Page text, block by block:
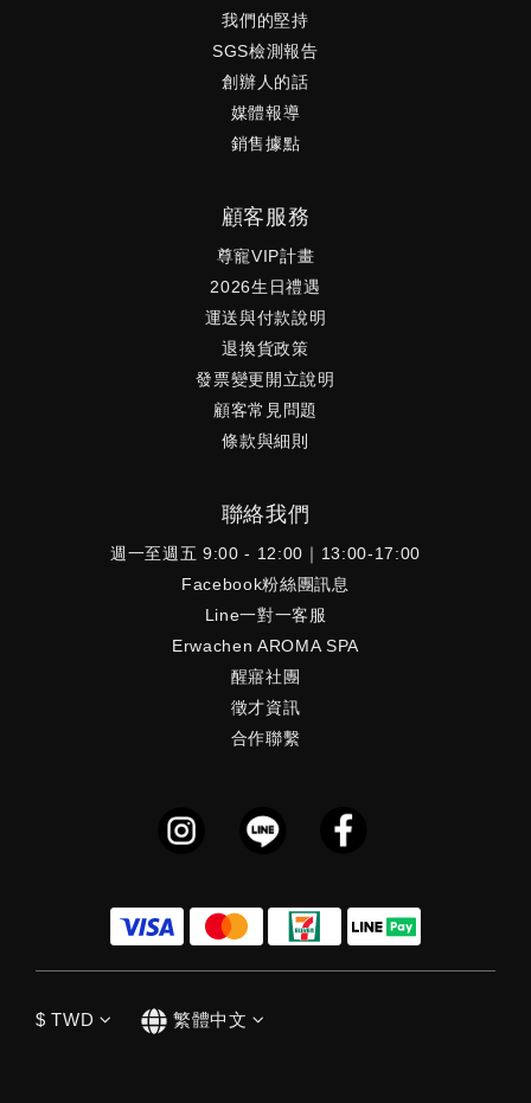
我們的堅持
SGS檢測報告
創辦人的話
媒體報導
銷售據點
顧客服務
尊寵VIP計畫
2026生日禮遇
運送與付款說明
退換貨政策
發票變更開立說明
顧客常見問題
條款與細則
聯絡我們
週一至週五 9:00 - 12:00｜13:00-17:00
Facebook粉絲團訊息
Line一對一客服
Erwachen AROMA SPA
醒寤社團
徵才資訊
合作聯繫
$ TWD 繁體中文